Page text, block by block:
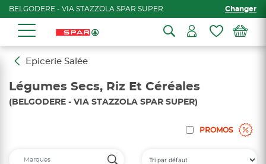
BELGODERE - VIA STAZZOLA SPAR SUPER Changer
Epicerie Salée
Légumes Secs, Riz Et Céréales
(BELGODERE - VIA STAZZOLA SPAR SUPER)
PROMOS